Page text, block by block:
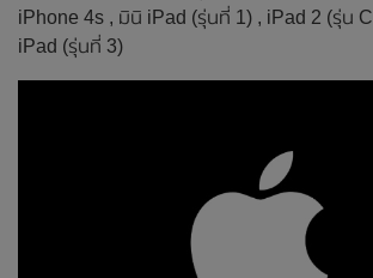
iPhone 4s , มินิ iPad (รุ่นที่ 1) , iPad 2 (รุ่น
iPad (รุ่นที่ 3)